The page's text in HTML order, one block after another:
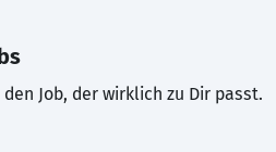
Job, der wirklich zu Dir passt.